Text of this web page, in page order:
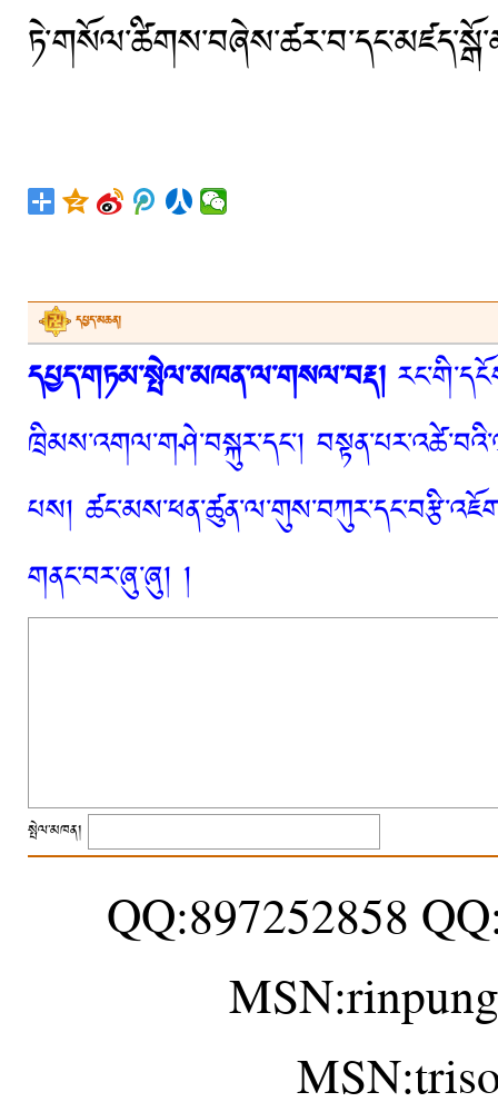
དཔྱད་མཆན།
དཔྱད་གཏམ་སྤེལ་མཁན་ལ་གསལ་བརྡ།
ཁྲིམས་འགལ་གཤེ་བསྐུར་དང་།
པས།
གནང་བར་ཞུ་ཞུ། །
སྤེལ་མཁན།
QQ:897252858